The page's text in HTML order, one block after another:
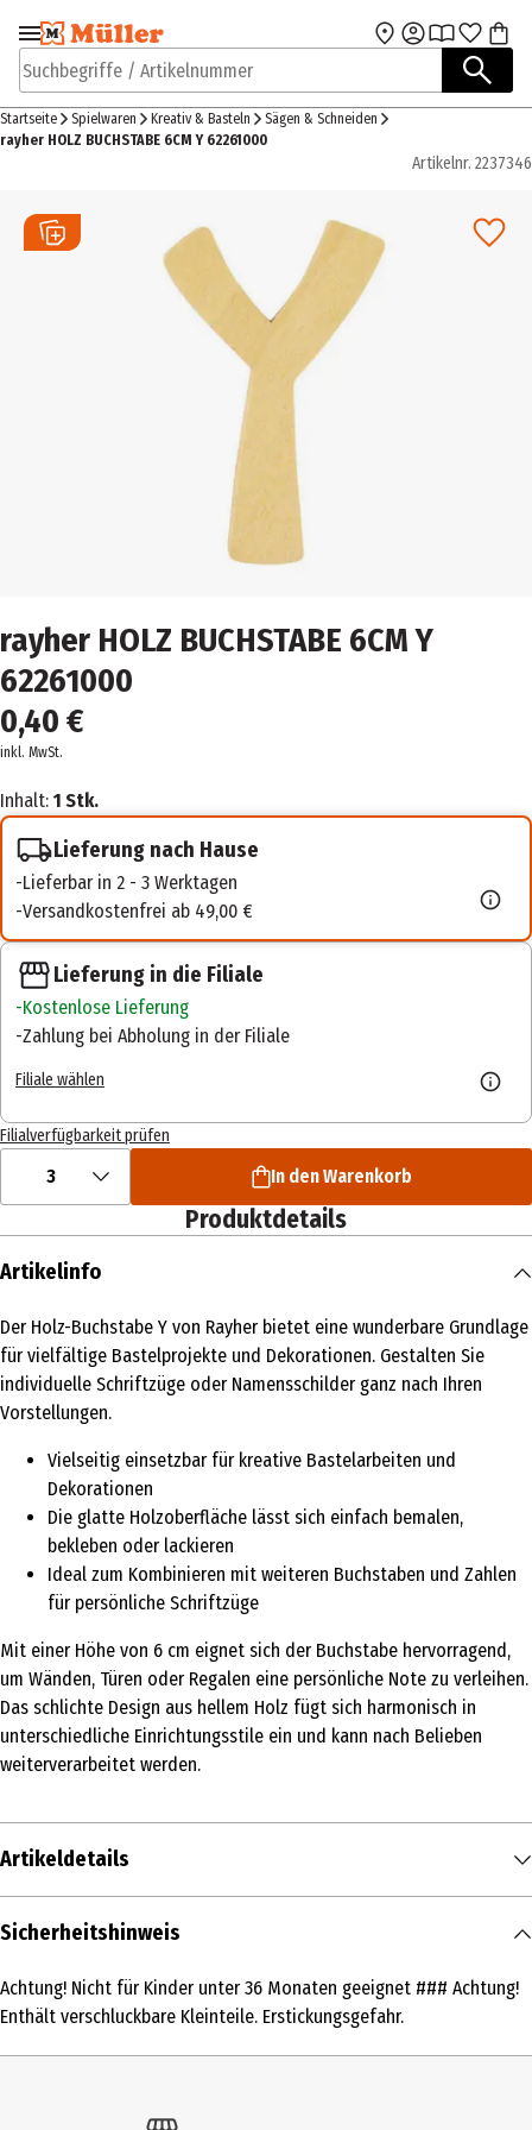
Zur Navigation
springen
Zum Hauptinhalt
Suchbegriffe / Artikelnummer
Startseite Spielwaren Kreativ & Basteln
Sägen & Schneiden
rayher HOLZ BUCHSTABE 6CM Y 62261000
Artikelnr. 2237346
rayher HOLZ BUCHSTABE 6CM Y
62261000
0,40 €
inkl. MwSt.
Inhalt: 1 Stk.
Lieferung nach Hause
Lieferbar in 2 - 3 Werktagen
Versandkostenfrei ab 49,00 €
Lieferung in die Filiale
Kostenlose Lieferung
Zahlung bei Abholung in der Filiale
Filiale wählen
Filialverfügbarkeit prüfen
3 In den Warenkorb
Produktdetails
Artikelinfo
Der Holz-Buchstabe Y von Rayher bietet eine wunderbare Grundlage
für vielfältige Bastelprojekte und Dekorationen. Gestalten Sie
individuelle Schriftzüge oder Namensschilder ganz nach Ihren
Vorstellungen.
Vielseitig einsetzbar für kreative Bastelarbeiten und
Dekorationen
Die glatte Holzoberfläche lässt sich einfach bemalen,
bekleben oder lackieren
Ideal zum Kombinieren mit weiteren Buchstaben und Zahlen
für persönliche Schriftzüge
Mit einer Höhe von 6 cm eignet sich der Buchstabe hervorragend,
um Wänden, Türen oder Regalen eine persönliche Note zu verleihen.
Das schlichte Design aus hellem Holz fügt sich harmonisch in
unterschiedliche Einrichtungsstile ein und kann nach Belieben
weiterverarbeitet werden.
Artikeldetails
Inhalt
Produkttyp
Sicherheitshinweis
Achtung! Nicht für Kinder unter 36 Monaten geeignet ### Achtung!
Enthält verschluckbare Kleinteile. Erstickungsgefahr.